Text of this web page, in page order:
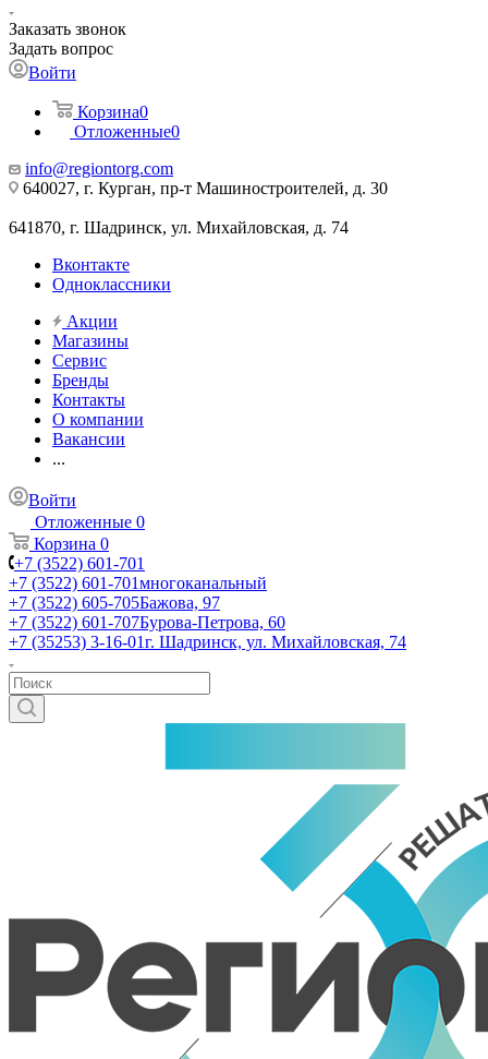
Заказать звонок
Задать вопрос
Войти
Корзина0
Отложенные0
info@regiontorg.com
640027, г. Курган, пр-т Машиностроителей, д. 30
641870, г. Шадринск, ул. Михайловская, д. 74
Вконтакте
Одноклассники
Акции
Магазины
Сервис
Бренды
Контакты
О компании
Вакансии
...
Войти
Отложенные 0
Корзина 0
+7 (3522) 601-701
+7 (3522) 601-701многоканальный
+7 (3522) 605-705Бажова, 97
+7 (3522) 601-707Бурова-Петрова, 60
+7 (35253) 3-16-01г. Шадринск, ул. Михайловская, 74